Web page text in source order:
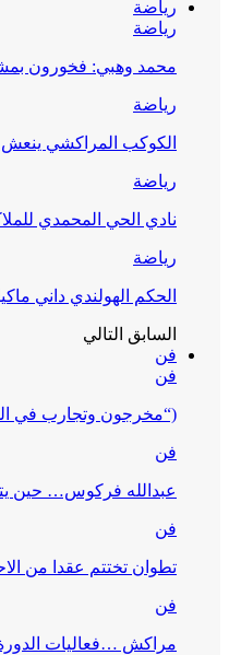
رياضة
رياضة
محمد وهبي: فخورون
رياضة
الكوكب المراكشي ينعش
رياضة
نادي الحي المحمدي
رياضة
الحكم الهولندي داني
السابق التالي
فن
فن
(“مخرجون وتجارب في
فن
عبدالله فركوس… حين
فن
تطوان تختتم عقدا من
فن
مراكش …فعاليات الدورة